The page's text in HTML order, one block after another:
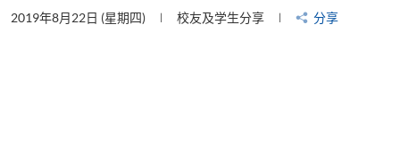
2019年8月22日 (星期四) 校友及学生分享 分享